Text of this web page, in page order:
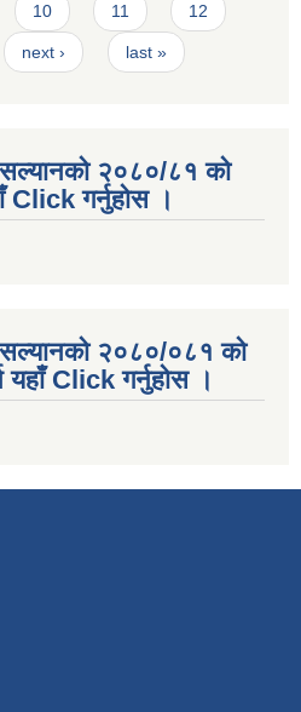
10 11 12
next › last »
सल्यानको २०८०/८१ को
Click गर्नुहोस ।
सल्यानको २०८०/०८१ को
Click गर्नुहोस ।